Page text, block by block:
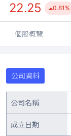
22.25 0.81%
個股概覽
公司資料
公司名稱
成立日期